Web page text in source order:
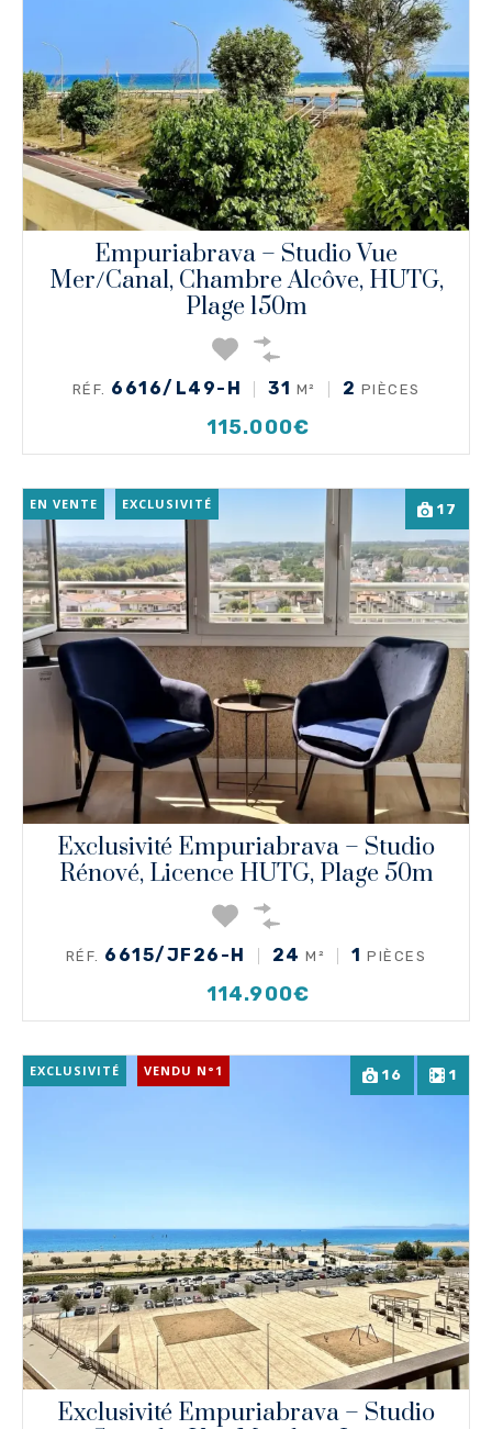
Empuriabrava – Studio Vue
Mer/canal, Chambre Alcôve, HUTG,
Plage 150m
RÉF. 6616/L49-H 31 M² 2 PIÈCES
115.000€
17
EN VENTE EXCLUSIVITÉ
Exclusivité Empuriabrava – Studio
Rénové, Licence HUTG, Plage 50m
RÉF. 6615/JF26-H 24 M² 1 PIÈCES
114.900€
16 1
EXCLUSIVITÉ VENDU N°1
Exclusivité Empuriabrava – Studio